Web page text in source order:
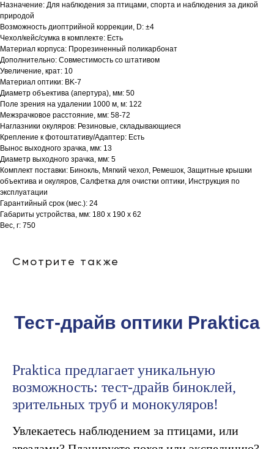
Назначение: Для наблюдения за птицами, спорта и наблюдения за дикой
природой
Возможность диоптрийной коррекции, D: ±4
Чехол/кейс/сумка в комплекте: Есть
Материал корпуса: Прорезиненный поликарбонат
Дополнительно: Совместимость со штативом
Увеличение, крат: 10
Материал оптики: BK-7
Диаметр объектива (апертура), мм: 50
Поле зрения на удалении 1000 м, м: 122
Межзрачковое расстояние, мм: 58-72
Наглазники окуляров: Резиновые, складывающиеся
Крепление к фотоштативу/Адаптер: Есть
Вынос выходного зрачка, мм: 13
Диаметр выходного зрачка, мм: 5
Комплект поставки: Бинокль, Мягкий чехол, Ремешок, Защитные крышки
объектива и окуляров, Салфетка для очистки оптики, Инструкция по
эксплуатации
Гарантийный срок (мес.): 24
Габариты устройства, мм: 180 x 190 x 62
Вес, г: 750
Смотрите также
Тест-драйв оптики Praktica
Praktica предлагает уникальную
возможность: тест-драйв биноклей,
зрительных труб и монокуляров!
Увлекаетесь наблюдением за птицами, или